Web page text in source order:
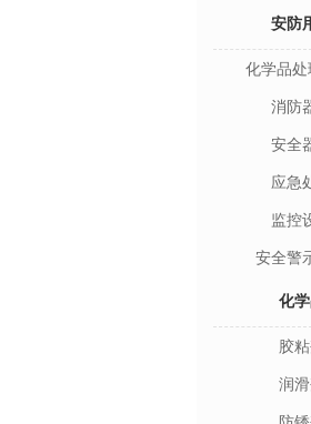
安防
化学品
消防
安全
应急
监控
安全警
化
胶
润滑